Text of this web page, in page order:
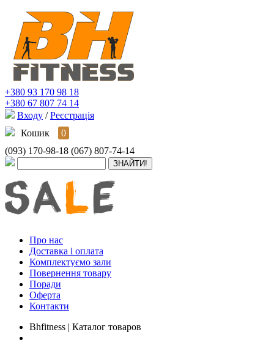
+380 93 170 98 18
+380 67 807 74 14
Входу / Реєстрація
Кошик
0
(093) 170-98-18 (067) 807-74-14
Про нас
Доставка і оплата
Комплектуємо зали
Повернення товару
Поради
Оферта
Контакти
Bhfitness | Каталог товаров